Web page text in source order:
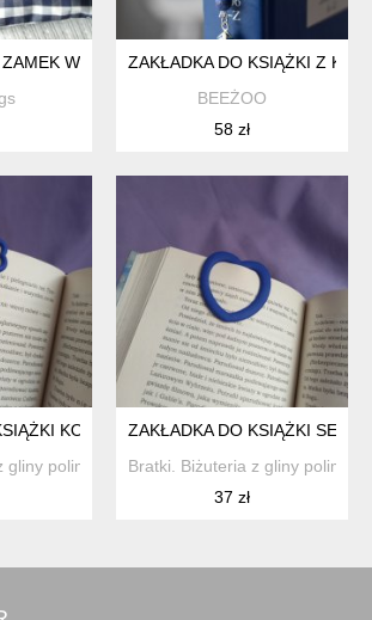
W KRATE, TORBA NA BIELIZNĘ
ZAKŁADKA DO KSIĄŻKI Z
BEEŻOO
58 zł
KOKARDKA
gliny polimerowej
ZAKŁADKA DO KSIĄŻKI SERCE
Bratki. Biżuteria z gliny
37 zł